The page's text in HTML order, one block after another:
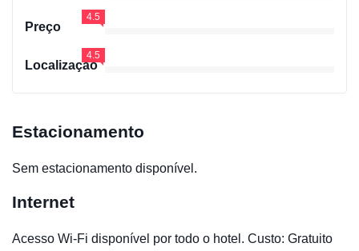
Preço
4.5
Localização
4.5
Estacionamento
Sem estacionamento disponível.
Internet
Acesso Wi-Fi disponível por todo o hotel. Custo: Gratuito